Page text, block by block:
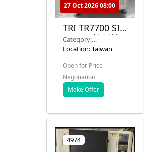
27 Oct 2026 08:00
TRI TR7700 SIII
3D AOI檢測機 –
2018年型號 –
Category:
Semiconductor
Location: Taiwan
Open for Price
Negotiation
Make Offer
4974